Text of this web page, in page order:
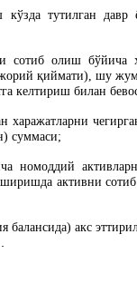
тутилган
сотиб олиш бўйича
қиймати), шу
келтириш билан
харажатларни
суммаси;
номоддий
активни
балансида) акс